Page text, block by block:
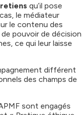
qu’il pose
le médiateur
le contenu des
pouvoir de décision
ce qui leur laisse
différent
des champs de
sont engagés